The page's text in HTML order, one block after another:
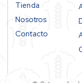
Tienda
Nosotros
Contacto